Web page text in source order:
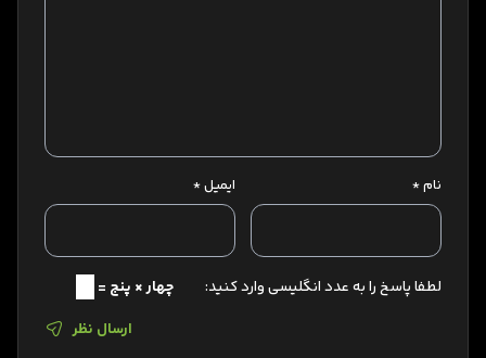
نام* ایمیل*
لطفا پاسخ را به عدد انگلیسی وارد کنید:
چهار × پنج =
ارسال نظر